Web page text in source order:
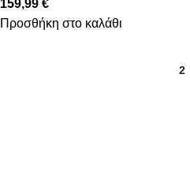
159,99€
Προσθήκη στο καλάθι
2